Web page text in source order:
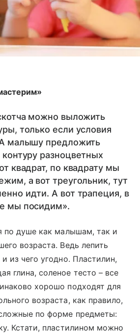
можно выложить
только если условия
малышу предложить
контуру разноцветных
квадрат, по квадрату мы
а вот треугольник, тут
идти. А вот трапеция, в
мы посидим».
по душе как малышам, так и
возраста. Ведь лепить
из чего угодно. Пластилин,
глина, соленое тесто – все
хорошо подходят для
возраста, как правило,
по форме предметы:
Кстати, пластилином можно